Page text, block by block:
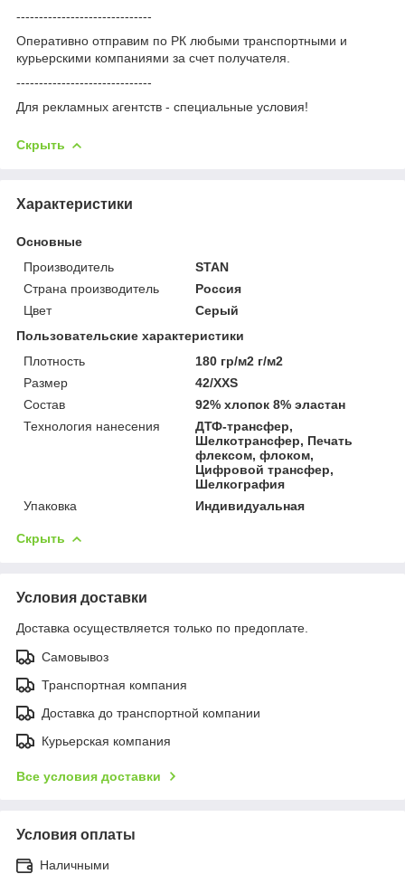
------------------------------
Оперативно отправим по РК любыми транспортными и
курьерскими компаниями за счет получателя.
------------------------------
Для рекламных агентств - специальные условия!
Скрыть
Характеристики
Основные
Производитель
STAN
Страна производитель
Россия
Цвет
Серый
Пользовательские характеристики
Плотность
180 гр/м2 г/м2
Размер
42/XXS
Состав
92% хлопок 8% эластан
Технология нанесения
ДТФ-трансфер,
Шелкотрансфер, Печать
флексом, флоком,
Цифровой трансфер,
Шелкография
Упаковка
Индивидуальная
Скрыть
Условия доставки
Доставка осуществляется только по предоплате.
Самовывоз
Транспортная компания
Доставка до транспортной компании
Курьерская компания
Все условия доставки
Условия оплаты
Наличными